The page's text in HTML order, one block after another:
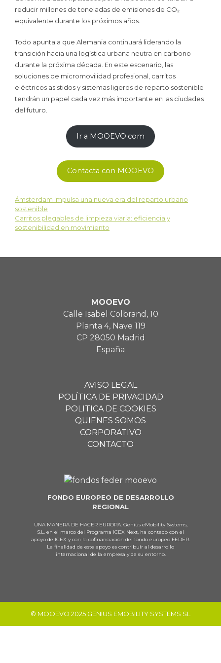
reducir millones de toneladas de emisiones de CO₂
equivalente durante los próximos años.
Todo apunta a que Alemania continuará liderando la
transición hacia una logística urbana neutra en carbono
durante la próxima década. En este escenario, las
soluciones de micromovilidad profesional, carritos
eléctricos asistidos y sistemas ligeros de reparto sostenible
tendrán un papel cada vez más importante en las ciudades
del futuro.
Ir a MOOEVO.com
Contacta con MOOEVO
Ámsterdam impulsa una nueva era del reparto urbano
sostenible
Carritos plegables de limpieza viaria: eficiencia y
sostenibilidad en movimiento
MOOEVO
Calle Isabel Colbrand, 10
Planta 4, Nave 119
CP 28050 Madrid
España
AVISO LEGAL
POLÍTICA DE PRIVACIDAD
POLITICA DE COOKIES
QUIENES SOMOS
CORPORATIVO
CONTACTO
FONDO EUROPEO DE DESARROLLO
REGIONAL
UNA MANERA DE HACER EUROPA. Genius eMobility Systems,
S.L. en el marco del Programa ICEX Next, ha contado con el
apoyo de ICEX y con la cofinanciación del fondo europeo FEDER.
La finalidad de este apoyo es contribuir al desarrollo
internacional de la empresa y de su entorno.
© MOOEVO 2025 GENIUS EMOBILITY SYSTEMS SL